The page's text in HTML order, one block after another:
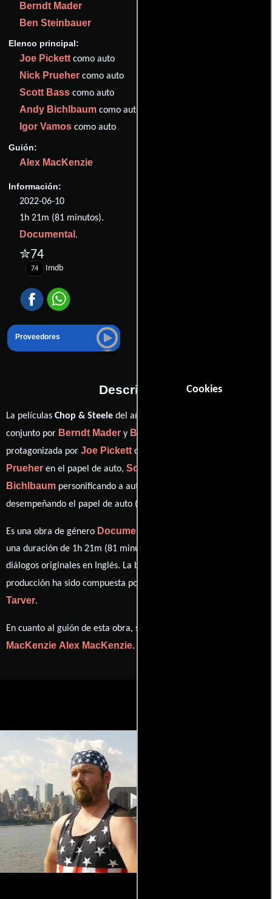
Cookies
Berndt Mader
Ben Steinbauer
Elenco principal:
Joe Pickettcomo auto
Nick Prueher como auto
Scott Bass como auto
Andy Bichlbaum como auto
Igor Vamos como auto
Guión:
Alex MacKenzie
Información:
2022-06-10
1h 21m (81 minutos).
Documental .
✮74
74 Imdb
Proveedores
Descripción
La películas Chop & Steele del año 2022, está dirigida en
conjunto por Berndt Mader y Ben Steinbauer
protagonizada por Joe Pickettquien interpreta a auto,
Prueher en el papel de auto, Scott Bass
Bichlbaum personificando a auto y
desempeñando el papel de auto (
Es una obra de género Documental
una duración de 1h 21m (81 minutos), esta película tiene
diálogos originales en Inglés. La banda sonora para esta
producción ha sido compuesta por
Tarver.
En cuanto al guión de esta obra, se encuentra a cargo de
MacKenzie Alex MacKenzie.